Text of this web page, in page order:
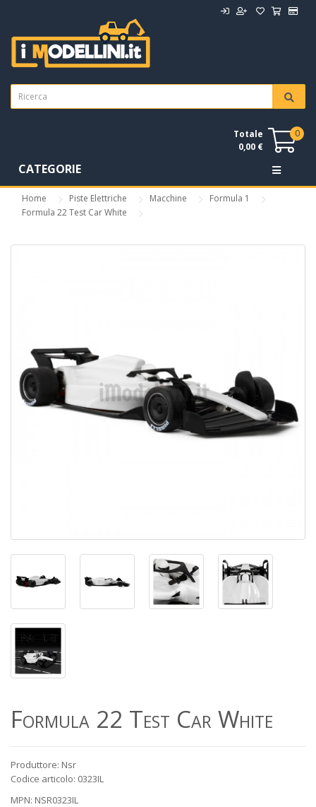
0
Totale
0,00 €
CATEGORIE
Home Piste Elettriche Macchine
Formula 1
Formula 22 Test Car White
Formula 22 Test Car White
Produttore: Nsr
Codice articolo: 0323IL
MPN: NSR0323IL